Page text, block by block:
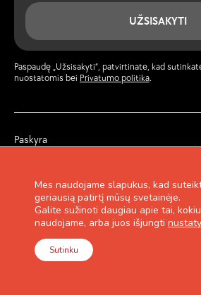
UŽSISAKYTI
Paspaudę „Užsisakyti“, patvirtinate, kad
nuostatomis bei Privatumo politika.
Paskyra
Pirkimo taisyklės
Lojalumo programa
Kontaktai
Mes naudojame slapukus, kad
geriausią patirtį mūsų svetainėje.
Galite sužinoti daugiau apie tai,
naudojame, arba juos išjungti
Sutinku